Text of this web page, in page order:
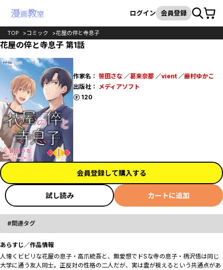
検索
ログイン 会員登録カート
TOP コミック 花屋の倅と寺息子
花屋の倅と寺息子 第1話
作家名： 笹田さな／葛来奈都／vient／藤村ゆかこ
出版社： メディアソフト
120
ポイント
会員登録して購入する
試し読み カートに追加
関連タグ
あらすじ／作品情報
人懐くビビリな花屋の息子・高爪統吾と、無愛想でドSな寺の息子・柄沢悟は同じ
大学に通う友人同士。正反対の性格の二人だが、実は霊が視えるという共通点があ